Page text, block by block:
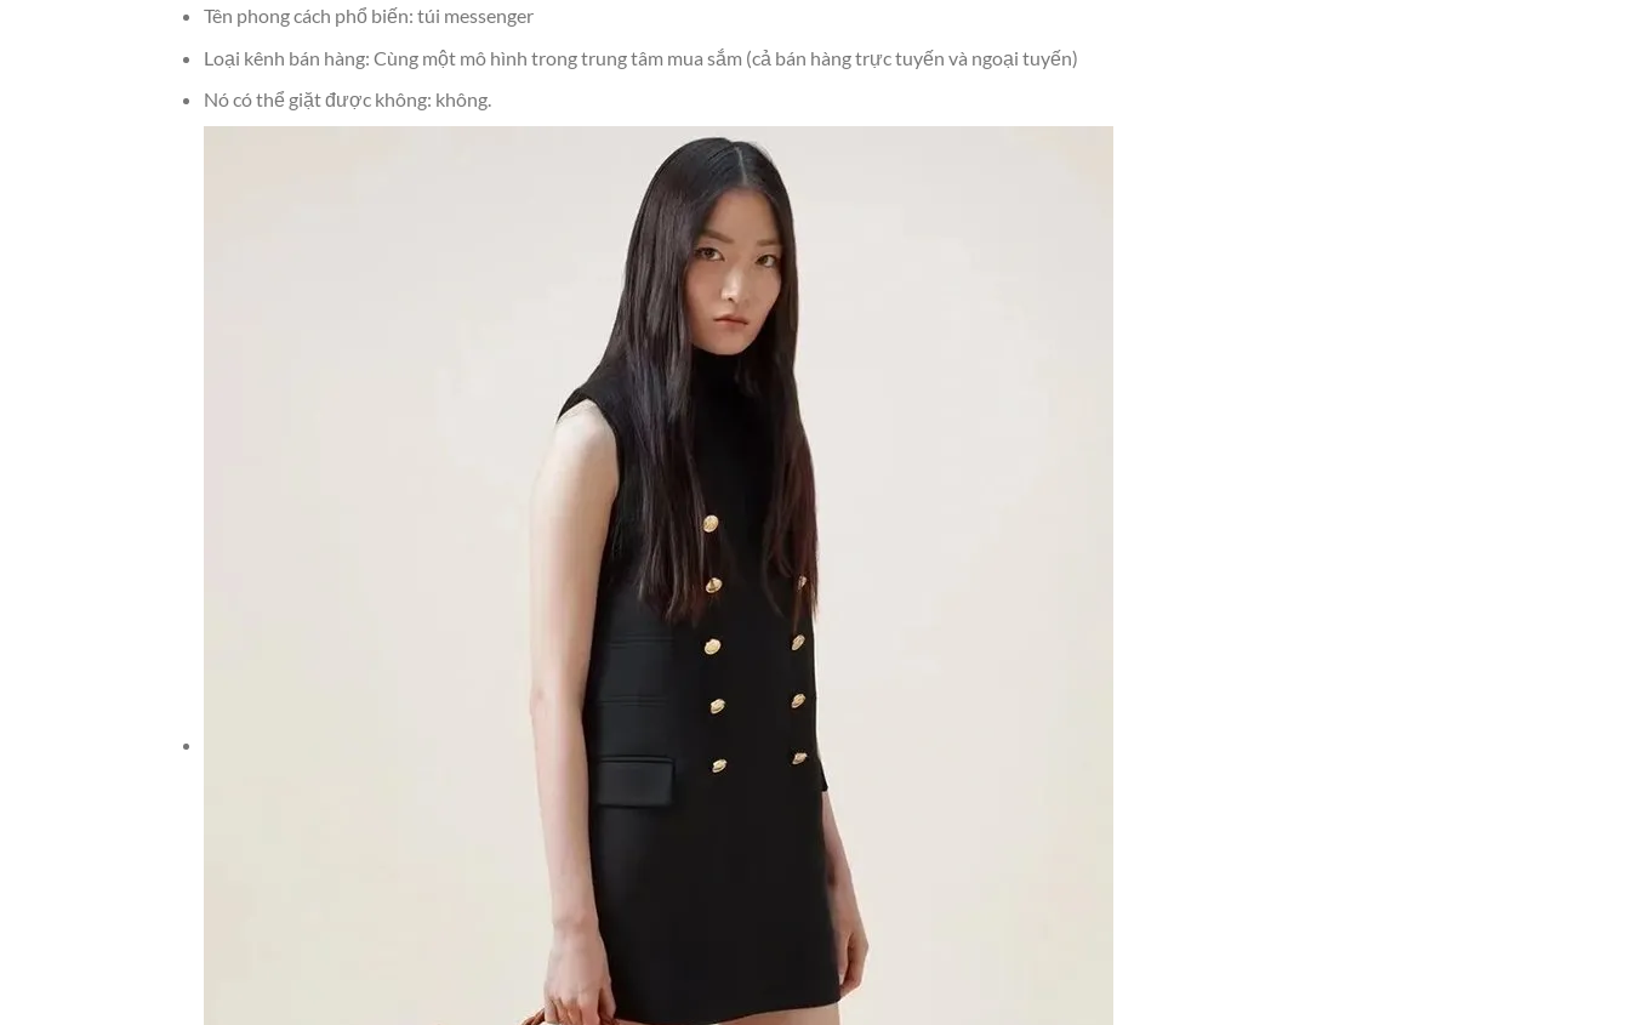
Tên phong cách phổ biến: túi messenger
Loại kênh bán hàng: Cùng một mô hình trong trung tâm mua sắm (cả bán hàng trực tuyến và ngoại tuyến)
Nó có thể giặt được không: không.